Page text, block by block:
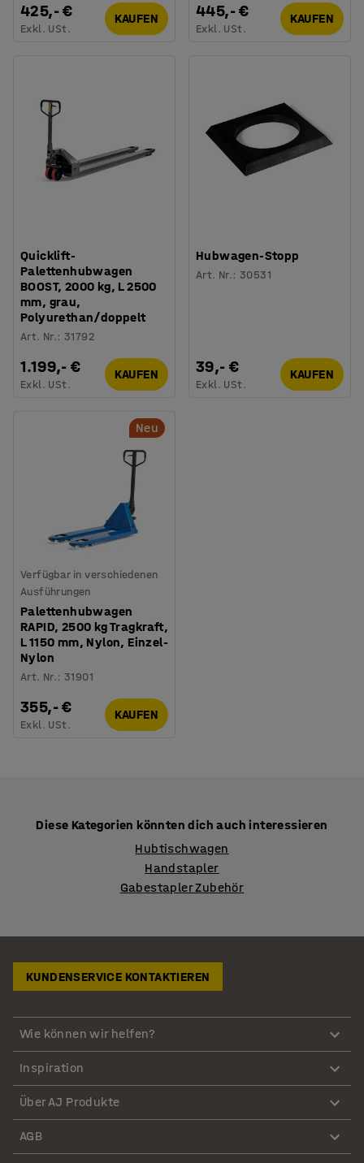
425,- €
Exkl. USt.
KAUFEN 445,- €
Exkl. USt.
KAUFEN
Quicklift-
Palettenhubwagen
BOOST, 2000 kg, L 2500
mm, grau,
Polyurethan/doppelt
Art. Nr.:31792
1.199,- €
Exkl. USt.
KAUFEN
Hubwagen-Stopp
Art. Nr.:30531
39,- €
Exkl. USt.
KAUFEN
Neu
Verfügbar in verschiedenen
Ausführungen
Palettenhubwagen
RAPID, 2500 kg Tragkraft,
L 1150 mm, Nylon, Einzel-
Nylon
Art. Nr.:31901
355,- €
Exkl. USt.
KAUFEN
Diese Kategorien könnten dich auch interessieren
Hubtischwagen
Handstapler
Gabestapler Zubehör
KUNDENSERVICE KONTAKTIEREN
Wie können wir helfen?
Inspiration
Über AJ Produkte
AGB